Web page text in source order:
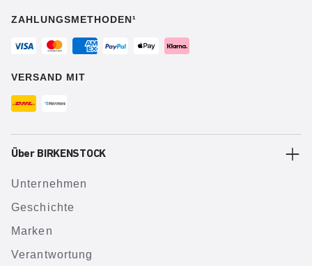
ZAHLUNGSMETHODEN¹
VERSAND MIT
Über BIRKENSTOCK
Unternehmen
Geschichte
Marken
Verantwortung